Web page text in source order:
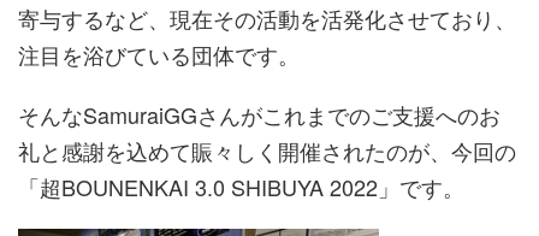
寄与するなど、現在その活動を活発化させており、
注目を浴びている団体です。
そんなSamuraiGGさんがこれまでのご支援へのお
礼と感謝を込めて賑々しく開催されたのが、今回の
「超BOUNENKAI 3.0 SHIBUYA 2022」です。